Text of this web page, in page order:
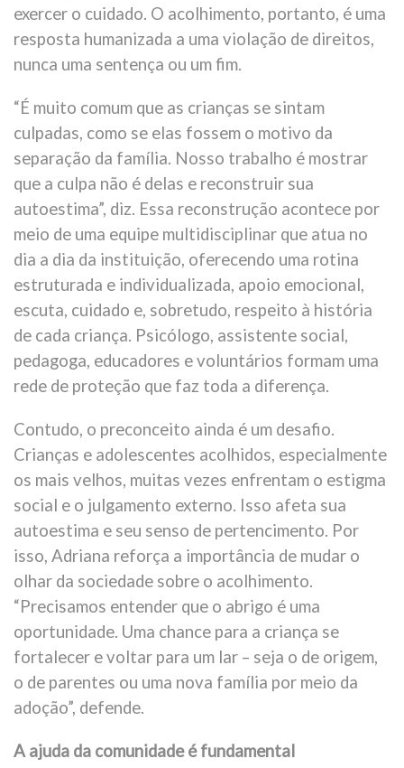
exercer o cuidado. O acolhimento, portanto, é uma
resposta humanizada a uma violação de direitos,
nunca uma sentença ou um fim.
“É muito comum que as crianças se sintam
culpadas, como se elas fossem o motivo da
separação da família. Nosso trabalho é mostrar
que a culpa não é delas e reconstruir sua
autoestima”, diz. Essa reconstrução acontece por
meio de uma equipe multidisciplinar que atua no
dia a dia da instituição, oferecendo uma rotina
estruturada e individualizada, apoio emocional,
escuta, cuidado e, sobretudo, respeito à história
de cada criança. Psicólogo, assistente social,
pedagoga, educadores e voluntários formam uma
rede de proteção que faz toda a diferença.
Contudo, o preconceito ainda é um desafio.
Crianças e adolescentes acolhidos, especialmente
os mais velhos, muitas vezes enfrentam o estigma
social e o julgamento externo. Isso afeta sua
autoestima e seu senso de pertencimento. Por
isso, Adriana reforça a importância de mudar o
olhar da sociedade sobre o acolhimento.
“Precisamos entender que o abrigo é uma
oportunidade. Uma chance para a criança se
fortalecer e voltar para um lar – seja o de origem,
o de parentes ou uma nova família por meio da
adoção”, defende.
A ajuda da comunidade é fundamental